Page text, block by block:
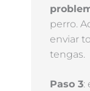
perro.
enviar
tengas.
Paso 3: